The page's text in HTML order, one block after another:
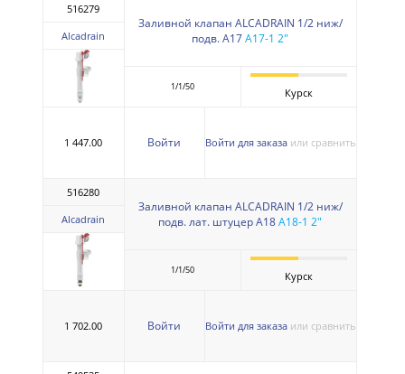
516279
Alcadrain
Заливной клапан ALCADRAIN 1/2 ниж/
подв. A17A17-1 2"
1/1/50 Курск
1 447.00 Войти Войти для заказа или сравнить
516280
Alcadrain
Заливной клапан ALCADRAIN 1/2 ниж/
подв. лат. штуцер A18A18-1 2"
1/1/50 Курск
1 702.00 Войти Войти для заказа или сравнить